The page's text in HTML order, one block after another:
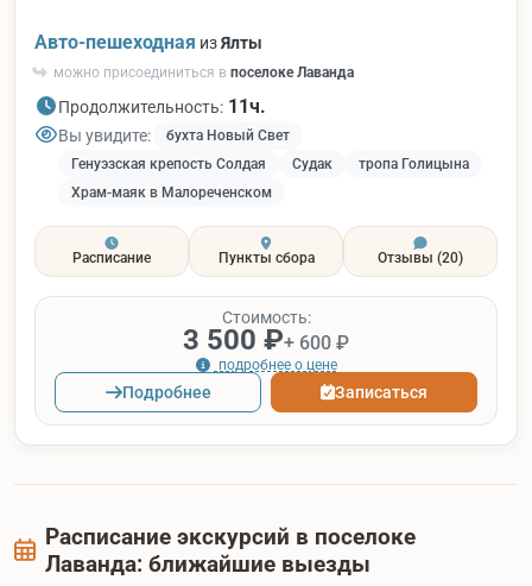
Авто-пешеходная изЯлты
можно присоединиться в поселоке Лаванда
Продолжительность: 11ч.
Вы увидите:
бухта Новый Свет
Генуэзская крепость Солдая
Судак
тропа Голицына
Храм-маяк в Малореченском
Расписание Пункты сбора Отзывы (20)
Стоимость:
3 500 ₽+ 600 ₽
подробнее о цене
Подробнее Записаться
Расписание экскурсий в поселоке
Лаванда: ближайшие выезды